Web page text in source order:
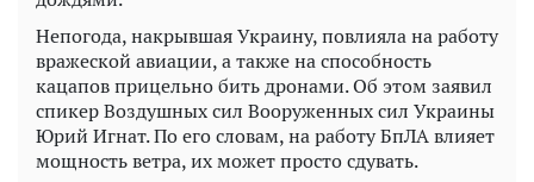
Непогода, накрывшая Украину, повлияла на работу
вражеской авиации, а также на способность
кацапов прицельно бить дронами. Об этом заявил
спикер Воздушных сил Вооруженных сил Украины
Юрий Игнат. По его словам, на работу БпЛА влияет
мощность ветра, их может просто сдувать.